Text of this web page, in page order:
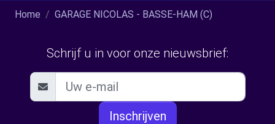
Home GARAGE NICOLAS - BASSE-HAM (C)
Schrijf u in voor onze nieuwsbrief:
Inschrijven